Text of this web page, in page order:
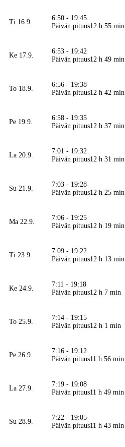
Ti 16.9.
6:50 - 19:45
Päivän pituus12 h 55 min
Ke 17.9.
6:53 - 19:42
Päivän pituus12 h 49 min
To 18.9.
6:56 - 19:38
Päivän pituus12 h 42 min
Pe 19.9.
6:58 - 19:35
Päivän pituus12 h 37 min
La 20.9.
7:01 - 19:32
Päivän pituus12 h 31 min
Su 21.9.
7:03 - 19:28
Päivän pituus12 h 25 min
Ma 22.9.
7:06 - 19:25
Päivän pituus12 h 19 min
Ti 23.9.
7:09 - 19:22
Päivän pituus12 h 13 min
Ke 24.9.
7:11 - 19:18
Päivän pituus12 h 7 min
To 25.9.
7:14 - 19:15
Päivän pituus12 h 1 min
Pe 26.9.
7:16 - 19:12
Päivän pituus11 h 56 min
La 27.9.
7:19 - 19:08
Päivän pituus11 h 49 min
Su 28.9.
7:22 - 19:05
Päivän pituus11 h 43 min